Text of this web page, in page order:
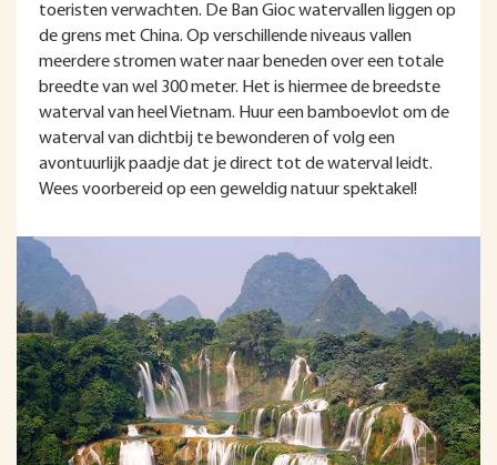
toeristen verwachten. De Ban Gioc watervallen liggen op
de grens met China. Op verschillende niveaus vallen
meerdere stromen water naar beneden over een totale
breedte van wel 300 meter. Het is hiermee de breedste
waterval van heel Vietnam. Huur een bamboevlot om de
waterval van dichtbij te bewonderen of volg een
avontuurlijk paadje dat je direct tot de waterval leidt.
Wees voorbereid op een geweldig natuur spektakel!